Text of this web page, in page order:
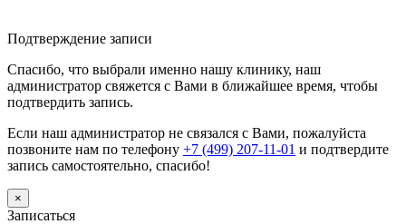
Подтверждение записи
Спасибо, что выбрали именно нашу клинику, наш
администратор свяжется с Вами в ближайшее время, чтобы
подтвердить запись.
Если наш администратор не связался с Вами, пожалуйста
позвоните нам по телефону +7 (499) 207-11-01 и подтвердите
запись самостоятельно, спасибо!
×
Записаться